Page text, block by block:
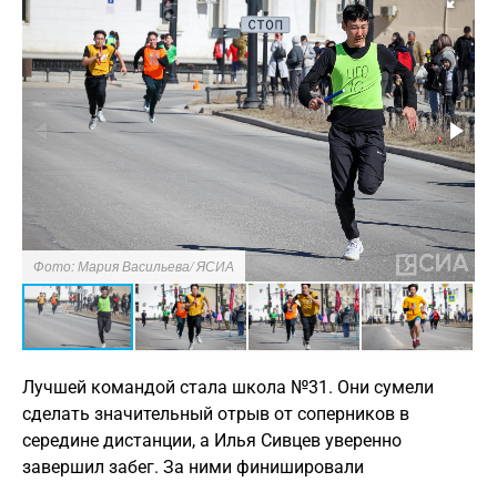
Фото: Мария Васильева/ ЯСИА
Лучшей командой стала школа №31. Они сумели
сделать значительный отрыв от соперников в
середине дистанции, а Илья Сивцев уверенно
завершил забег. За ними финишировали